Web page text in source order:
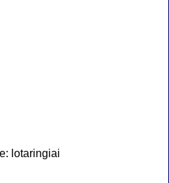
lotaringiai